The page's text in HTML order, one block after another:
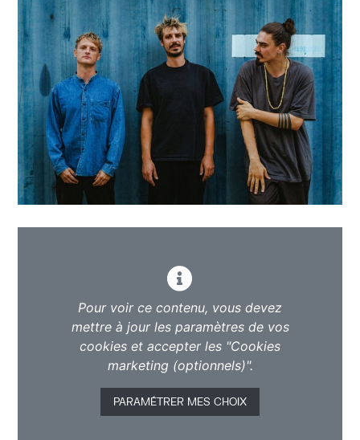
Pour voir ce contenu, vous devez
mettre à jour les paramètres de vos
cookies et accepter les "Cookies
marketing (optionnels)".
PARAMÉTRER MES CHOIX